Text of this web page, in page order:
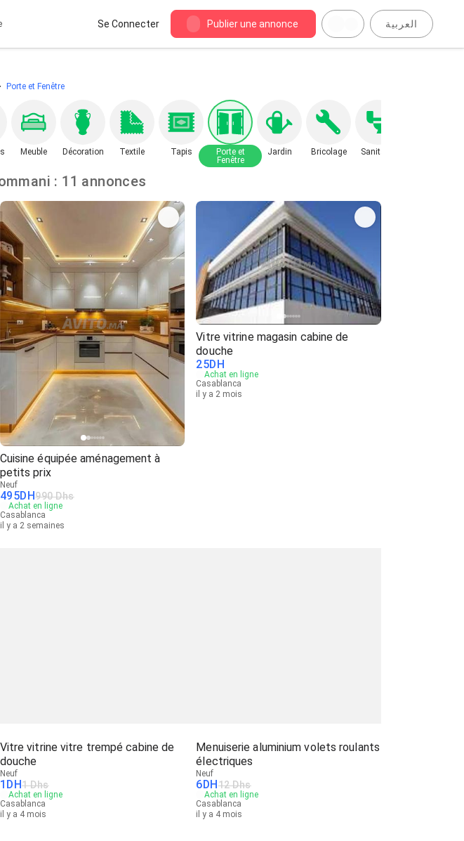
Se Connecter Publier une annonce العربية
Porte et Fenêtre
Meuble Décoration Textile Tapis
Porte et
Fenêtre
Jardin Bricolage Sanitaire
et Fenêtre à vendre à Rommani : 11 annonces
Cuisine équipée aménagement à
petits prix
Neuf
495DH990 Dhs
Achat en ligne
Casablanca
il y a 2 semaines
Vitre vitrine magasin cabine de
douche
25DH
Achat en ligne
Casablanca
il y a 2 mois
Vitre vitrine vitre trempé cabine de
douche
Neuf
1 DH1 Dhs
Achat en ligne
Casablanca
il y a 4 mois
Menuiserie aluminium volets roulants
électriques
Neuf
6DH12 Dhs
Achat en ligne
Casablanca
il y a 4 mois